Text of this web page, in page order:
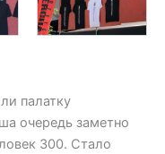
палатку
очередь заметно
300. Стало